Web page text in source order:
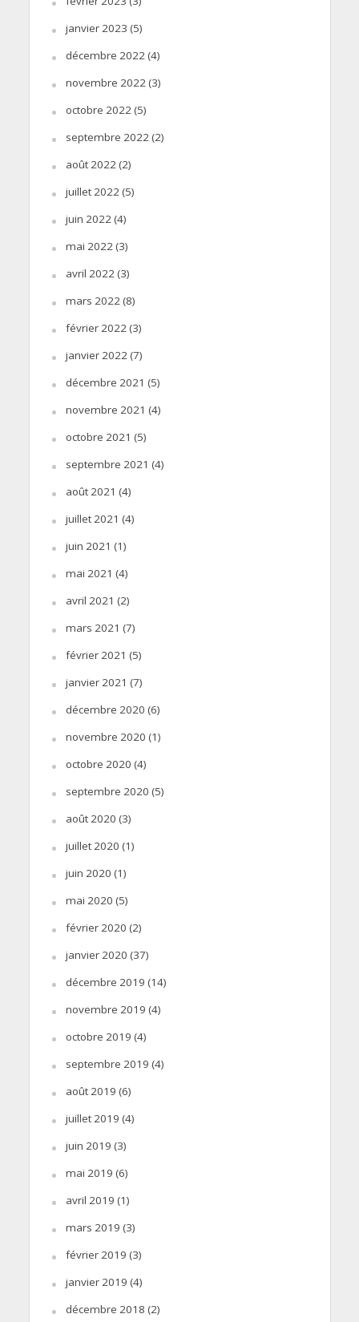
janvier 2023 (5)
décembre 2022 (4)
novembre 2022 (3)
octobre 2022 (5)
septembre 2022 (2)
août 2022 (2)
juillet 2022 (5)
juin 2022 (4)
mai 2022 (3)
avril 2022 (3)
mars 2022 (8)
février 2022 (3)
janvier 2022 (7)
décembre 2021 (5)
novembre 2021 (4)
octobre 2021 (5)
septembre 2021 (4)
août 2021 (4)
juillet 2021 (4)
juin 2021 (1)
mai 2021 (4)
avril 2021 (2)
mars 2021 (7)
février 2021 (5)
janvier 2021 (7)
décembre 2020 (6)
novembre 2020 (1)
octobre 2020 (4)
septembre 2020 (5)
août 2020 (3)
juillet 2020 (1)
juin 2020 (1)
mai 2020 (5)
février 2020 (2)
janvier 2020 (37)
décembre 2019 (14)
novembre 2019 (4)
octobre 2019 (4)
septembre 2019 (4)
août 2019 (6)
juillet 2019 (4)
juin 2019 (3)
mai 2019 (6)
avril 2019 (1)
mars 2019 (3)
février 2019 (3)
janvier 2019 (4)
décembre 2018 (2)